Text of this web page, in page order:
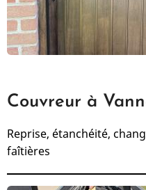
Couvreur à
Reprise, étanchéité,
faîtières